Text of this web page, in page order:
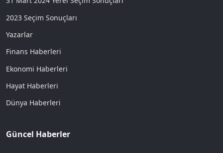
2023 Seçim Sonuçları
Yazarlar
Finans Haberleri
Ekonomi Haberleri
Hayat Haberleri
Dünya Haberleri
Güncel Haberler